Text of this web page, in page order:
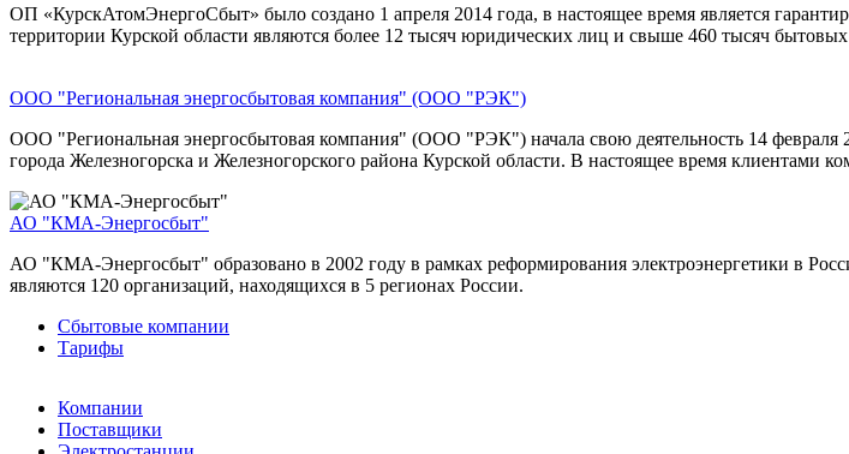
ОП «КурскАтомЭнергоСбыт» было создано 1 апреля 2014 года, в настоящее время является
территории Курской области являются более 12 тысяч юридических лиц и свыше 460 тысяч
ООО "Региональная энергосбытовая компания" (ООО "РЭК")
ООО "Региональная энергосбытовая компания" (ООО "РЭК") начала свою деятельность 14 февраля
города Железногорска и Железногорского района Курской области. В настоящее время клиентами
АО "КМА-Энергосбыт"
АО "КМА-Энергосбыт" образовано в 2002 году в рамках реформирования электроэнергетики в
являются 120 организаций, находящихся в 5 регионах России.
Сбытовые компании
Тарифы
Компании
Поставщики